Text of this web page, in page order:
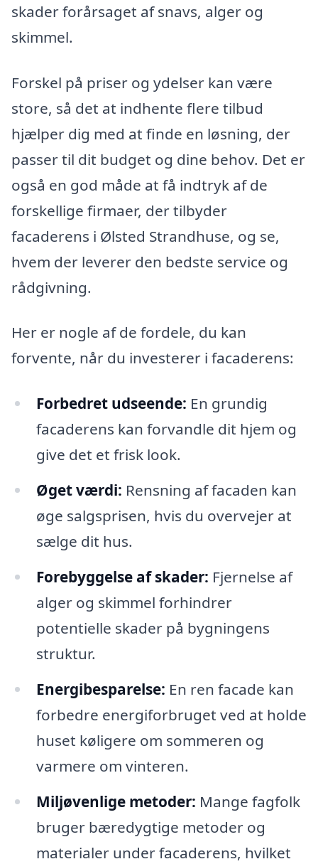
skader forårsaget af snavs, alger og
skimmel.
Forskel på priser og ydelser kan være
store, så det at indhente flere tilbud
hjælper dig med at finde en løsning, der
passer til dit budget og dine behov. Det er
også en god måde at få indtryk af de
forskellige firmaer, der tilbyder
facaderens i Ølsted Strandhuse, og se,
hvem der leverer den bedste service og
rådgivning.
Her er nogle af de fordele, du kan
forvente, når du investerer i facaderens:
Forbedret udseende: En grundig
facaderens kan forvandle dit hjem og
give det et frisk look.
Øget værdi: Rensning af facaden kan
øge salgsprisen, hvis du overvejer at
sælge dit hus.
Forebyggelse af skader: Fjernelse af
alger og skimmel forhindrer
potentielle skader på bygningens
struktur.
Energibesparelse: En ren facade kan
forbedre energiforbruget ved at holde
huset køligere om sommeren og
varmere om vinteren.
Miljøvenlige metoder: Mange fagfolk
bruger bæredygtige metoder og
materialer under facaderens, hvilket